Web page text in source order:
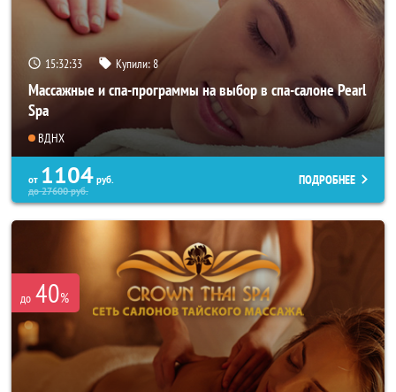
15:32:31 Купили:8
Массажные и спа-программы на выбор в спа-салоне Pearl
Spa
ВДНХ
от 1104 руб.
до27600руб.
ПОДРОБНЕЕ
до 40%